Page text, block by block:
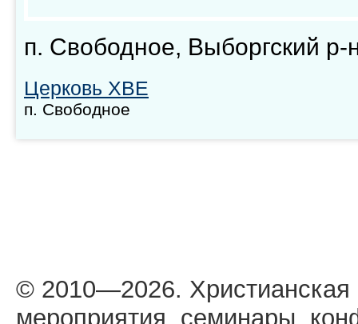
п. Свободное, Выборгский р-
Церковь ХВЕ
п. Свободное
© 2010—2026.
мероприятия, семинары,